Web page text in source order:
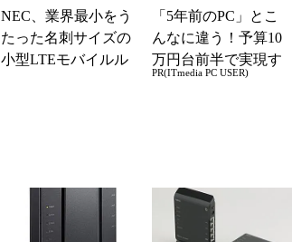
NEC、業界最小をう
たった名刺サイズの
小型LTEモバイルル
「5年前のPC」とこ
んなに違う！予算10
万円台前半で実現す
る快適PCライフ
PR(ITmedia PC USER)